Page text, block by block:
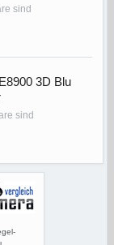
sind
3D Blu
sind